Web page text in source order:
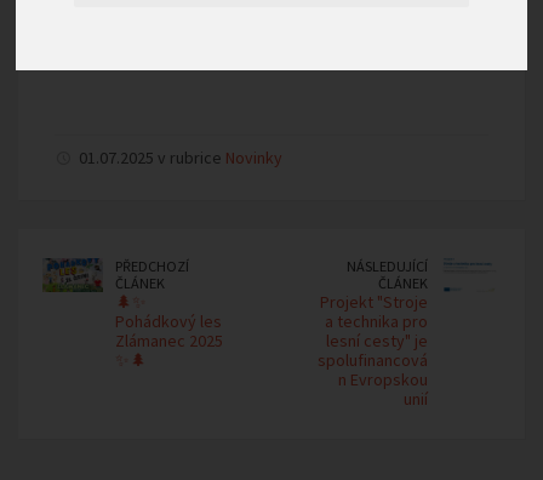
01.07.2025 v rubrice Novinky
PŘEDCHOZÍ
ČLÁNEK
🌲✨
Pohádkový les
Zlámanec 2025
✨🌲
NÁSLEDUJÍCÍ
ČLÁNEK
Projekt "Stroje
a technika pro
lesní cesty" je
spolufinancová
n Evropskou
unií